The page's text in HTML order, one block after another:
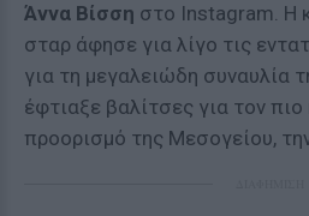
Άννα Βίσση στο Instagram. Η
σταρ άφησε για λίγο τις
για τη μεγαλειώδη συναυλία
έφτιαξε βαλίτσες για τον
προορισμό της Μεσογείου,